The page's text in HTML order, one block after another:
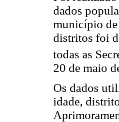
dados
município
distritos foi
todas as
20 de maio
Os dados
idade,